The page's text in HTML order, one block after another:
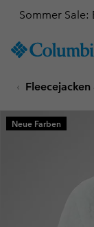
TO
SKIP
MAIN
NAV
Sommer Sale:
Neue Farben